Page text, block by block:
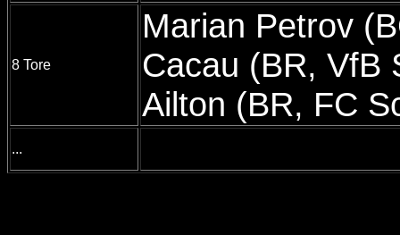
8 Tore
Marian Petrov
Cacau (BR, VfB
Ailton (BR, FC
...